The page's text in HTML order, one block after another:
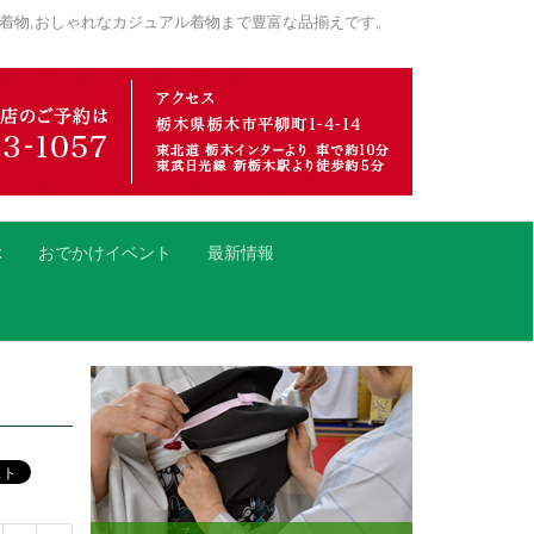
,おしゃれなカジュアル着物まで豊富な品揃えです。
おでかけイベント 最新情報